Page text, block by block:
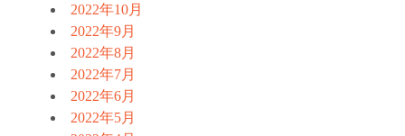
2022年10月
2022年9月
2022年8月
2022年7月
2022年6月
2022年5月